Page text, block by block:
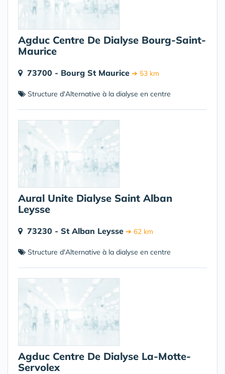
Agduc Centre De Dialyse Bourg-Saint-
Maurice
73700 - Bourg St Maurice ➔ 53 km
Structure d'Alternative à la dialyse en centre
Aural Unite Dialyse Saint Alban
Leysse
73230 - St Alban Leysse ➔ 62 km
Structure d'Alternative à la dialyse en centre
Agduc Centre De Dialyse La-Motte-
Servolex